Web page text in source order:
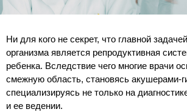
Ни для кого не секрет, что главной
организма является репродуктивная
ребенка. Вследствие чего многие врачи
смежную область, становясь акушерами-
специализируясь не только на
и ее ведении.